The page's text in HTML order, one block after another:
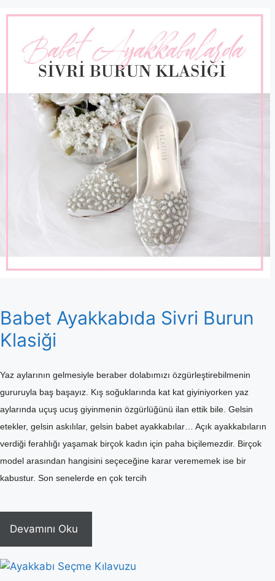
Babet Ayakkabıda Sivri Burun
Klasiği
Yaz aylarının gelmesiyle beraber dolabımızı özgürleştirebilmenin
gururuyla baş başayız. Kış soğuklarında kat kat giyiniyorken yaz
aylarında uçuş ucuş giyinmenin özgürlüğünü ilan ettik bile. Gelsin
etekler, gelsin askılılar, gelsin babet ayakkabılar… Açık ayakkabıların
verdiği ferahlığı yaşamak birçok kadın için paha biçilemezdir. Birçok
model arasından hangisini seçeceğine karar verememek ise bir
kabustur. Son senelerde en çok tercih
Devamını Oku